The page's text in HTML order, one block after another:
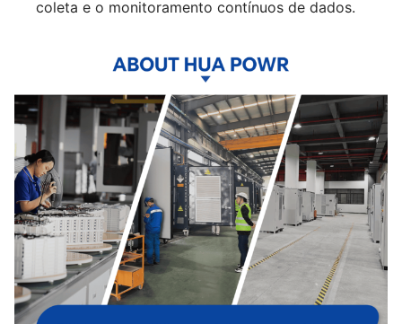
coleta e o monitoramento contínuos de dados.